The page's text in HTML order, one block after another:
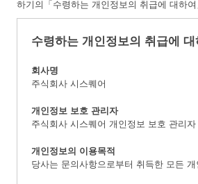
하기의「수령하는 개인정보의 취급에 대하
수령하는 개인정보의 취급에 대
회사명
주식회사 시스퀘어
개인정보 보호 관리자
주식회사 시스퀘어 개인정보 보호 관리자
개인정보의 이용목적
당사는 문의사항으로부터 취득한 모든